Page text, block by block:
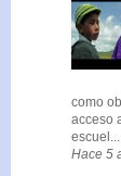
como
acceso
escuel...
Hace 5